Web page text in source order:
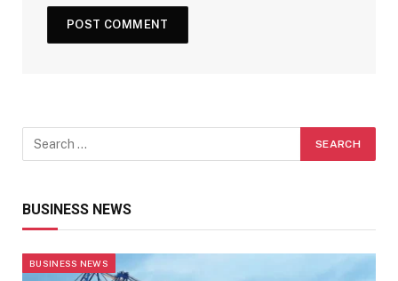
BUSINESS NEWS
BUSINESS NEWS